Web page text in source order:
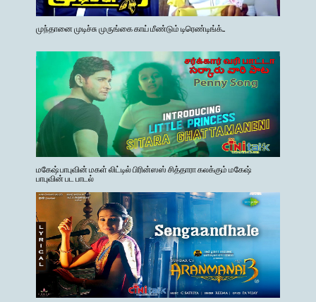
முந்தானை முடிச்சு முருங்கை காய் மீண்டும் டிரெண்டிங்க்..
மகேஷ் பாபுவின் மகள் லிட்டில் பிரின்ஸஸ் சித்தாரா கலக்கும் மகேஷ்
பாபுவின் பட பாடல்